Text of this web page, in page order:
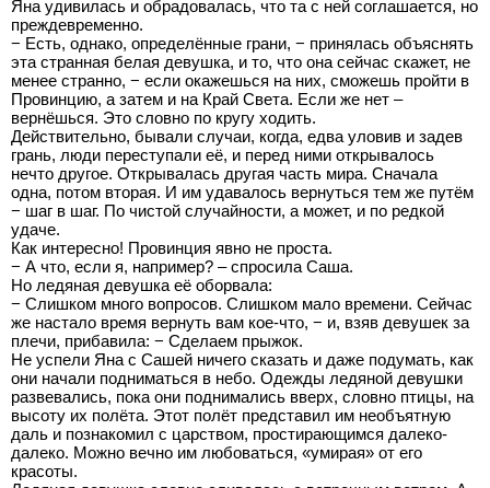
Яна удивилась и обрадовалась, что та с ней соглашается, но
преждевременно.
− Есть, однако, определённые грани, − принялась объяснять
эта странная белая девушка, и то, что она сейчас скажет, не
менее странно, − если окажешься на них, сможешь пройти в
Провинцию, а затем и на Край Света. Если же нет –
вернёшься. Это словно по кругу ходить.
Действительно, бывали случаи, когда, едва уловив и задев
грань, люди переступали её, и перед ними открывалось
нечто другое. Открывалась другая часть мира. Сначала
одна, потом вторая. И им удавалось вернуться тем же путём
− шаг в шаг. По чистой случайности, а может, и по редкой
удаче.
Как интересно! Провинция явно не проста.
− А что, если я, например? – спросила Саша.
Но ледяная девушка её оборвала:
− Слишком много вопросов. Слишком мало времени. Сейчас
же настало время вернуть вам кое-что, − и, взяв девушек за
плечи, прибавила: − Сделаем прыжок.
Не успели Яна с Сашей ничего сказать и даже подумать, как
они начали подниматься в небо. Одежды ледяной девушки
развевались, пока они поднимались вверх, словно птицы, на
высоту их полёта. Этот полёт представил им необъятную
даль и познакомил с царством, простирающимся далеко-
далеко. Можно вечно им любоваться, «умирая» от его
красоты.